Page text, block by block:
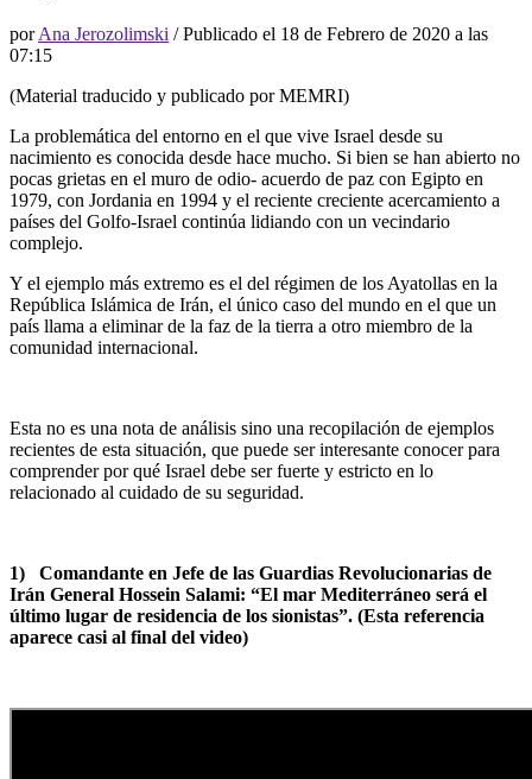
porAna Jerozolimski / Publicado el 18 de Febrero de 2020 a las
07:15
(Material traducido y publicado por MEMRI)
La problemática del entorno en el que vive Israel desde su
nacimiento es conocida desde hace mucho. Si bien se han abierto no
pocas grietas en el muro de odio- acuerdo de paz con Egipto en
1979, con Jordania en 1994 y el reciente creciente acercamiento a
países del Golfo-Israel continúa lidiando con un vecindario
complejo.
Y el ejemplo más extremo es el del régimen de los Ayatollas en la
República Islámica de Irán, el único caso del mundo en el que un
país llama a eliminar de la faz de la tierra a otro miembro de la
comunidad internacional.
Esta no es una nota de análisis sino una recopilación de ejemplos
recientes de esta situación, que puede ser interesante conocer para
comprender por qué Israel debe ser fuerte y estricto en lo
relacionado al cuidado de su seguridad.
1) Comandante en Jefe de las Guardias Revolucionarias de
Irán General Hossein Salami: “El mar Mediterráneo será el
último lugar de residencia de los sionistas”. (Esta referencia
aparece casi al final del video)